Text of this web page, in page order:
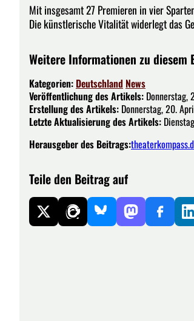
Mit insgesamt 27 Premieren in vier
Die künstlerische Vitalität widerlegt das
Weitere Informationen zu diesem
Kategorien: Deutschland News
Veröffentlichung des Artikels:
Erstellung des Artikels: Donnerstag, 20.
Letzte Aktualisierung des Artikels:
Herausgeber des Beitrags:
Teile den Beitrag auf